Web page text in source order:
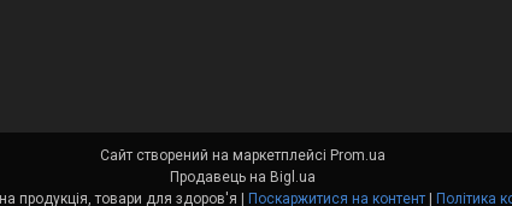
Сайт створений на маркетплейсі Prom.ua
Продавець на Bigl.ua
Medort - Ортопедична продукція, товари для здоров'я | Поскаржитися на контент | Політика